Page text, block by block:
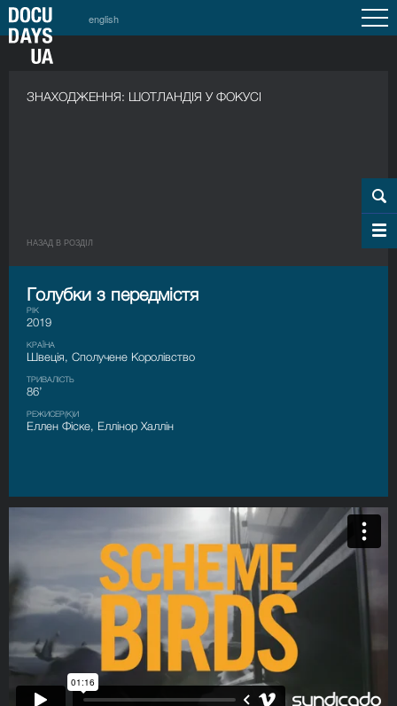
english
ЗНАХОДЖЕННЯ: ШОТЛАНДІЯ У ФОКУСІ
НАЗАД В РОЗДIЛ
Голубки з передмістя
РІК
2019
КРАЇНА
Швеція, Сполучене Королівство
ТРИВАЛІСТЬ
86’
РЕЖИСЕР(К)И
Еллен Фіске, Еллінор Халлін